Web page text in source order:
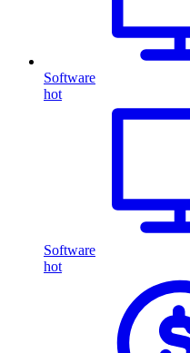
Software
hot
Software
hot